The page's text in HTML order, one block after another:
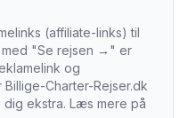
(affiliate-links) til
med "Se rejsen →" er
og
Charter-Rejser.dk
dig ekstra. Læs mere på